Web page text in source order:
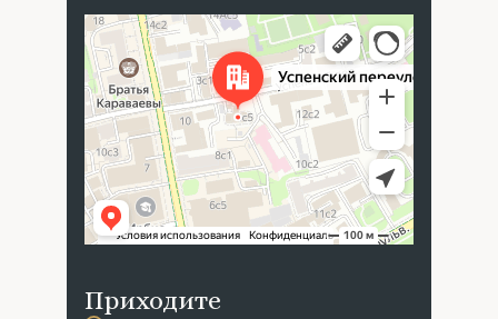
Приходите
Москва
Успенский переулок, 4с5 — Яндекс Карты